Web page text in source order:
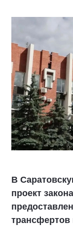
В
проект
трансфертов